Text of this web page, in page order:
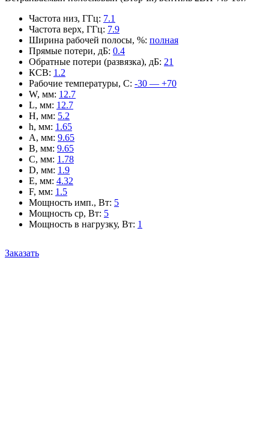
Частота низ, ГГц: 7.1
Частота верх, ГГц: 7.9
Ширина рабочей полосы, %: полная
Прямые потери, дБ: 0.4
Обратные потери (развязка), дБ: 21
КСВ: 1.2
Рабочие температуры, С: -30 — +70
W, мм: 12.7
L, мм: 12.7
H, мм: 5.2
h, мм: 1.65
A, мм: 9.65
B, мм: 9.65
C, мм: 1.78
D, мм: 1.9
E, мм: 4.32
F, мм: 1.5
Мощность имп., Вт: 5
Мощность ср, Вт: 5
Мощность в нагрузку, Вт: 1
Заказать